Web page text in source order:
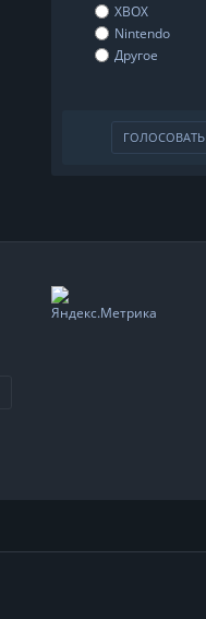
XBOX
Nintendo
Другое
ГОЛОСОВАТЬ